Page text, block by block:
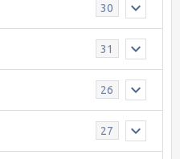
30
31
26
27